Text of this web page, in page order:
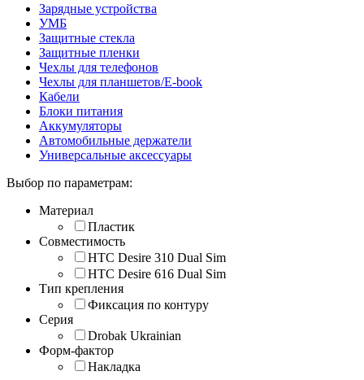
Зарядные устройства
УМБ
Защитные стекла
Защитные пленки
Чехлы для телефонов
Чехлы для планшетов/E-book
Кабели
Блоки питания
Аккумуляторы
Автомобильные держатели
Универсальные аксессуары
Выбор по параметрам:
Материал
Пластик
Совместимость
HTC Desire 310 Dual Sim
HTC Desire 616 Dual Sim
Тип крепления
Фиксация по контуру
Серия
Drobak Ukrainian
Форм-фактор
Накладка